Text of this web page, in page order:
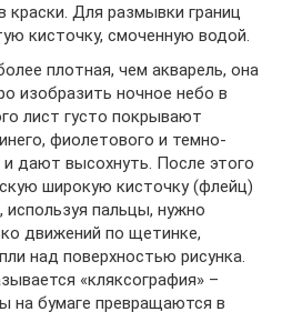
краски. Для размывки границ
кисточку, смоченную водой.
плотная, чем акварель, она
изобразить ночное небо в
лист густо покрывают
фиолетового и темно-
и дают высохнуть. После этого
широкую кисточку (флейц)
используя пальцы, нужно
движений по щетинке,
над поверхностью рисунка.
«кляксография» –
на бумаге превращаются в